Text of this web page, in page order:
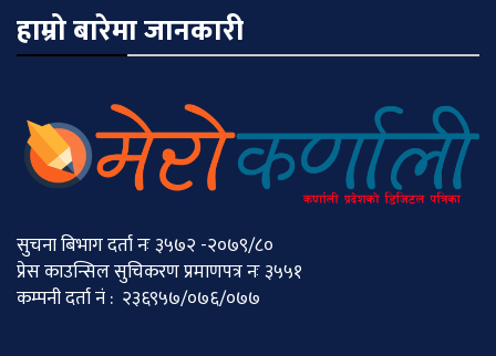
हाम्रो बारेमा जानकारी
सुचना बिभाग दर्ता नः ३५७२ -२०७९/८०
प्रेस काउन्सिल सुचिकरण प्रमाणपत्र नः ३५५१
कम्पनी दर्ता नं : २३६९५७/०७६/०७७